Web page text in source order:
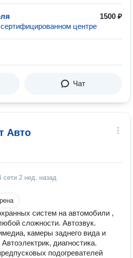
1500 ₽
центре
Чат
Авто
сети 2 нед. назад
систем на автомобили ,
сложности. Автозвук.
камеры заднего вида и
диагностика.
подогревателей